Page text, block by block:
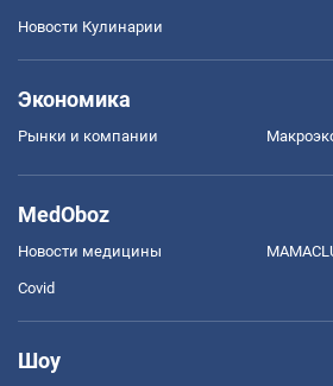
Новости Кулинарии
Экономика
Рынки и компании
MedOboz
Новости медицины
Covid
Шоу